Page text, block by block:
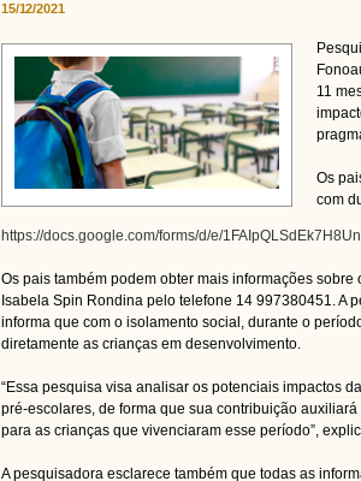
15/12/2021
11
Os
com
https://docs.google.com/forms/d/e/
Os pais também podem obter mais informações
Isabela Spin Rondina pelo telefone 14 997380451. A
informa que com o isolamento social, durante o
diretamente as crianças em desenvolvimento.
“Essa pesquisa visa analisar os potenciais impactos
pré-escolares, de forma que sua contribuição
para as crianças que vivenciaram esse período”,
A pesquisadora esclarece também que todas as